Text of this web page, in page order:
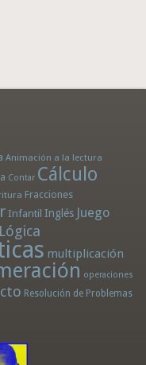
Animación a la lectura
Contar Cálculo
Fracciones
Infantil Inglés Juego
Lógica
multiplicación
operaciones
Resolución de Problemas